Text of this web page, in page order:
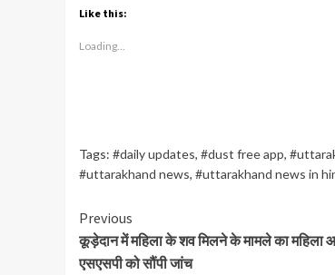
Like this:
Loading...
Tags: #daily updates, #dust free app,
#uttarakhand news, #uttarakhand news in
Continue
Reading
Previous
कूड़ेदान में महिला के शव मिलने के मामले का महिला
एसएसपी को सौंपी जांच